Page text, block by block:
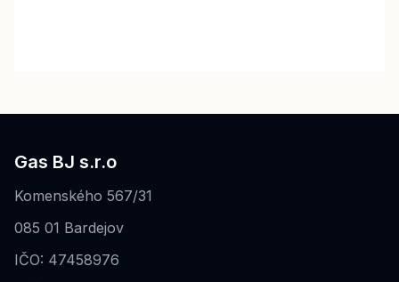
Gas BJ s.r.o
Komenského 567/31
085 01 Bardejov
IČO: 47458976